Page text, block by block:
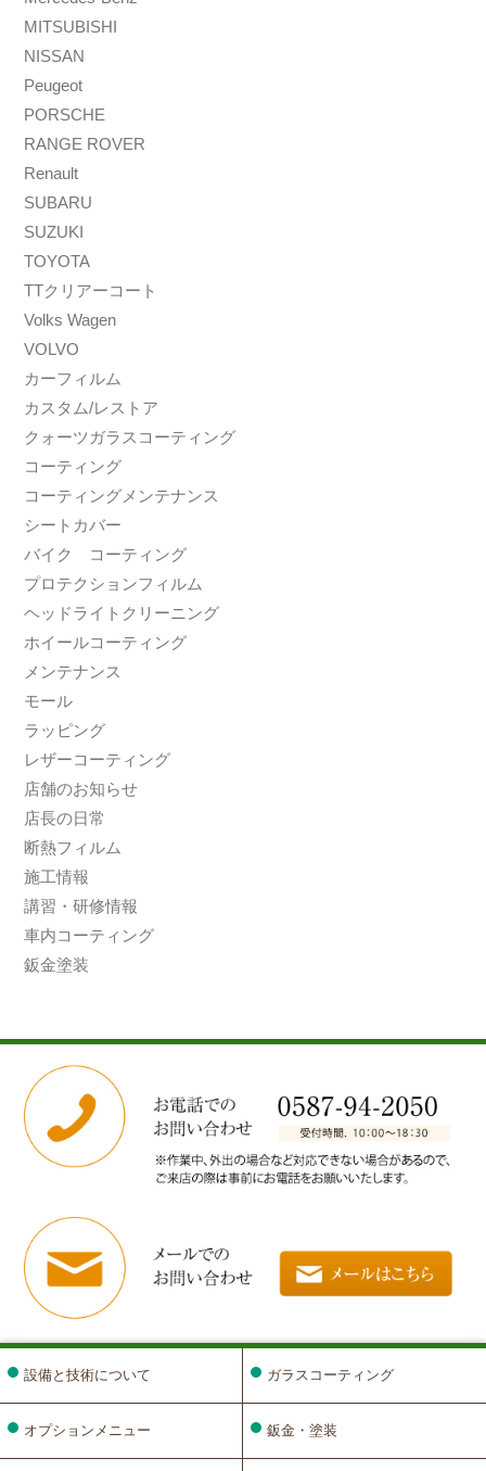
MITSUBISHI
NISSAN
Peugeot
PORSCHE
RANGE ROVER
Renault
SUBARU
SUZUKI
TOYOTA
TTクリアーコート
Volks Wagen
VOLVO
カーフィルム
カスタム/レストア
クォーツガラスコーティング
コーティング
コーティングメンテナンス
シートカバー
バイク コーティング
プロテクションフィルム
ヘッドライトクリーニング
ホイールコーティング
メンテナンス
モール
ラッピング
レザーコーティング
店舗のお知らせ
店長の日常
断熱フィルム
施工情報
講習・研修情報
車内コーティング
鈑金塗装
設備と技術について ガラスコーティング
オプションメニュー 鈑金・塗装